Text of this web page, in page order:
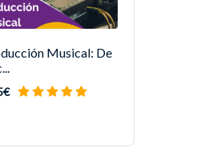
Musical: De